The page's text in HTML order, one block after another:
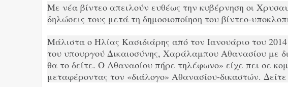
Με νέα βίντεο απειλούν ευθέως την κυβέρνηση οι
δηλώσεις τους μετά τη δημοσιοποίηση του βίντεο-
Μάλιστα ο Ηλίας Κασιδιάρης από τον Ιανουάριο του
του υπουργού Δικαιοσύνης, Χαράλαμπου Αθανασίου με
θα το δείτε. Ο Αθανασίου πήρε τηλέφωνο» είχε πει σε
μεταφέροντας τον «διάλογο» Αθανασίου-δικαστών. Δείτε